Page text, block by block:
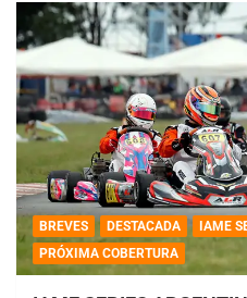
BREVES DESTACADA
IAME
PRÓXIMA COBERTURA